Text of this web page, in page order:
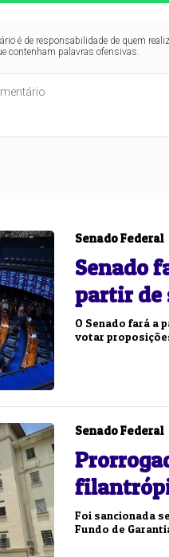
é de responsabilidade de quem
contenham palavras ofensivas.
Senado Federal
Senado
partir de
O Senado fará a
votar
Senado Federal
Foi sancionada
Fundo de
Concurso 2960
11 16 18
29 43 46
60 65 69 78